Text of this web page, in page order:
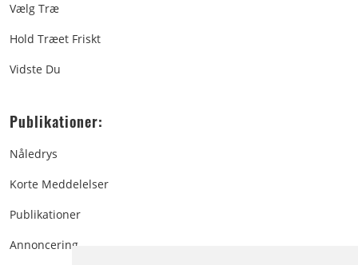
Vælg Træ
Hold Træet Friskt
Vidste Du
Publikationer:
Nåledrys
Korte Meddelelser
Publikationer
Annoncering